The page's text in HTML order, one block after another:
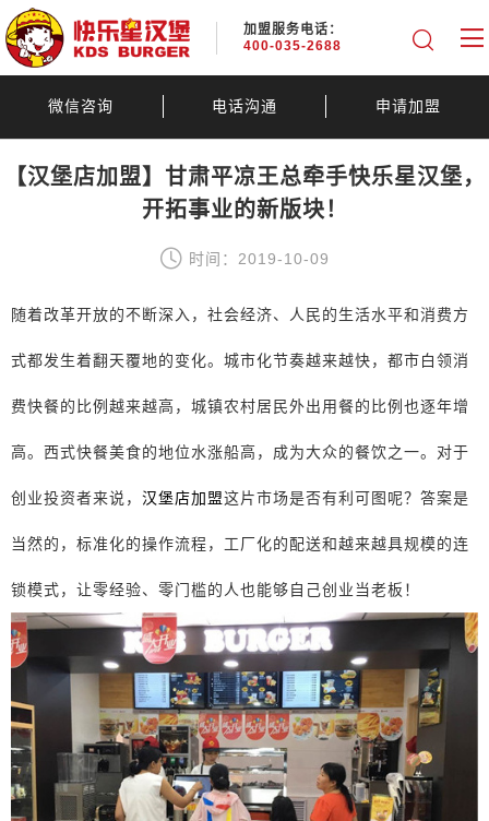
加盟服务电话：
400-035-2688
微信咨询 电话沟通 申请加盟
【汉堡店加盟】甘肃平凉王总牵手快乐星汉堡，
开拓事业的新版块！
时间：2019-10-09
随着改革开放的不断深入，社会经济、人民的生活水平和消费方
式都发生着翻天覆地的变化。城市化节奏越来越快，都市白领消
费快餐的比例越来越高，城镇农村居民外出用餐的比例也逐年增
高。西式快餐美食的地位水涨船高，成为大众的餐饮之一。对于
创业投资者来说， 汉堡店加盟这片市场是否有利可图呢？答案是
当然的，标准化的操作流程，工厂化的配送和越来越具规模的连
锁模式，让零经验、零门槛的人也能够自己创业当老板！